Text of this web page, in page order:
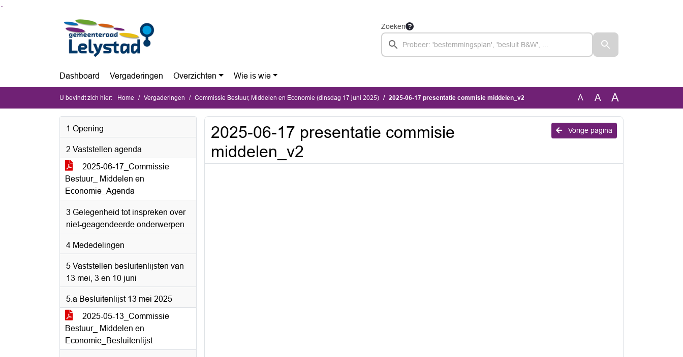
Zoeken
Dashboard Vergaderingen Overzichten Wie is wie
U bevindt zich hier: Home Vergaderingen Commissie Bestuur, Middelen en Economie (dinsdag 17 juni 2025) 2025-06-17 presentatie commisie middelen_v2 A A A
1 Opening
2 Vaststellen agenda
2025-06-17_Commissie
Bestuur_ Middelen en
Economie_Agenda
3 Gelegenheid tot inspreken over
niet-geagendeerde onderwerpen
4 Mededelingen
5 Vaststellen besluitenlijsten van
13 mei, 3 en 10 juni
5.a Besluitenlijst 13 mei 2025
2025-05-13_Commissie
Bestuur_ Middelen en
Economie_Besluitenlijst
Vorige pagina
2025-06-17 presentatie commisie
middelen_v2